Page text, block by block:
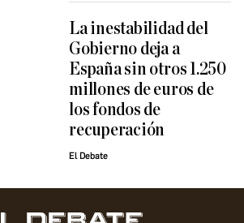
La inestabilidad del
Gobierno deja a
España sin otros 1.250
millones de euros de
los fondos de
recuperación
El Debate